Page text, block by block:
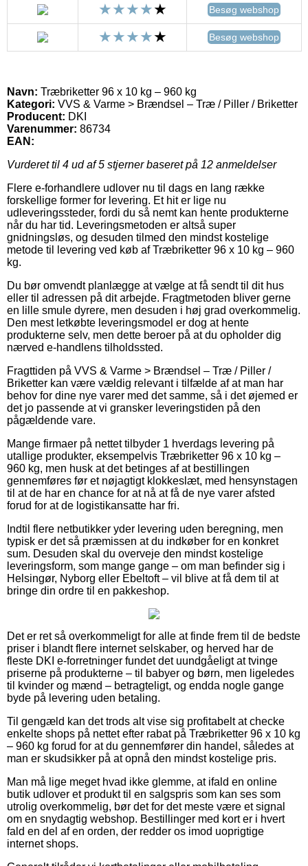
Besøg webshop
Besøg webshop
Navn: Træbriketter 96 x 10 kg – 960 kg
Kategori: VVS & Varme > Brændsel – Træ / Piller / Briketter
Producent: DKI
Varenummer: 86734
EAN:
Vurderet til 4 ud af 5 stjerner baseret på 12 anmeldelser
Flere e-forhandlere udlover nu til dags en lang række
forskellige former for levering. Et hit er lige nu
udleveringssteder, fordi du så nemt kan hente produkterne
når du har tid. Leveringsmetoden er altså super
gnidningsløs, og desuden tilmed den mindst kostelige
metode til levering ved køb af Træbriketter 96 x 10 kg – 960
kg.
Du bør omvendt planlægge at vælge at få sendt til dit hus
eller til adressen på dit arbejde. Fragtmetoden bliver gerne
en lille smule dyrere, men desuden i høj grad overkommelig.
Den mest letkøbte leveringsmodel er dog at hente
produkterne selv, men dette beroer på at du opholder dig
nærved e-handlens tilholdssted.
Fragttiden på VVS & Varme > Brændsel – Træ / Piller /
Briketter kan være vældig relevant i tilfælde af at man har
behov for dine nye varer med det samme, så i det øjemed er
det jo passende at vi gransker leveringstiden på den
pågældende vare.
Mange firmaer på nettet tilbyder 1 hverdags levering på
utallige produkter, eksempelvis Træbriketter 96 x 10 kg –
960 kg, men husk at det betinges af at bestillingen
gennemføres før et nøjagtigt klokkeslæt, med hensynstagen
til at de har en chance for at nå at få de nye varer afsted
forud for at de logistikansatte har fri.
Indtil flere netbutikker yder levering uden beregning, men
typisk er det så præmissen at du indkøber for en konkret
sum. Desuden skal du overveje den mindst kostelige
leveringsform, som mange gange – om man befinder sig i
Helsingør, Nyborg eller Ebeltoft – vil blive at få dem til at
bringe din ordre til en pakkeshop.
Det er ret så overkommeligt for alle at finde frem til de bedste
priser i blandt flere internet selskaber, og herved har de
fleste DKI e-forretninger fundet det uundgåeligt at tvinge
priserne på produkterne – til babyer og børn, men ligeledes
til kvinder og mænd – betragteligt, og endda nogle gange
byde på levering uden betaling.
Til gengæld kan det trods alt vise sig profitabelt at checke
enkelte shops på nettet efter rabat på Træbriketter 96 x 10 kg
– 960 kg forud for at du gennemfører din handel, således at
man er skudsikker på at opnå den mindst kostelige pris.
Man må lige meget hvad ikke glemme, at ifald en online
butik udlover et produkt til en salgspris som kan ses som
utrolig overkommelig, bør det for det meste være et signal
om en snydagtig webshop. Bestillinger med kort er i hvert
fald en del af en orden, der redder os imod uoprigtige
internet shops.